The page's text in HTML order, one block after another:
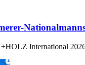
International